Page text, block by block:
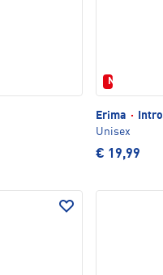
Neu
Erima ·
Unisex
€ 19,99